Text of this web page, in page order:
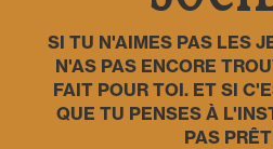
SI TU N'AIMES PAS LES
N'AS PAS ENCORE
FAIT POUR TOI. ET SI
QUE TU PENSES À
PAS